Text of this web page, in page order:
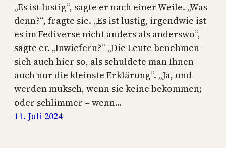
„Es ist lustig“, sagte er nach einer Weile. „Was
denn?“, fragte sie. „Es ist lustig, irgendwie ist
es im Fediverse nicht anders als anderswo“,
sagte er. „Inwiefern?“ „Die Leute benehmen
sich auch hier so, als schuldete man Ihnen
auch nur die kleinste Erklärung“. „Ja, und
werden muksch, wenn sie keine bekommen;
oder schlimmer – wenn…
11. Juli 2024